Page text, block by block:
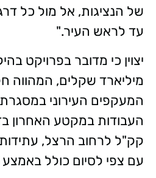
של הנציגות, אל מול כל
עד לראש העיר."
יצוין כי מדובר בפרויקט
מיליארד שקלים, המהווה
המעקפים העירוני
העבודות במקטע האחרון
קק"ל לרחוב הרצל,
עם צפי לסיום כולל באמצע 2025.